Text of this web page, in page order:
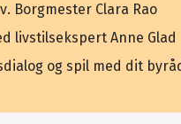
Borgmester Clara Rao
livstilsekspert Anne Glad
og spil med dit